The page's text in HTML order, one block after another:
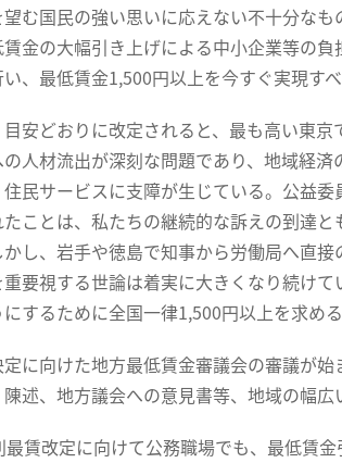
む国民の強い思いに応えない不十分な
金の大幅引き上げによる中小企業等の
、最低賃金1,500円以上を今すぐ実現すべ
安どおりに改定されると、最も高い東
人材流出が深刻な問題であり、地域経
民サービスに支障が生じている。公益
ことは、私たちの継続的な訴えの到達
し、岩手や徳島で知事から労働局へ直
要視する世論は着実に大きくなり続け
するために全国一律1,500円以上を求め
に向けた地方最低賃金審議会の審議が
述、地方議会への意見書等、地域の幅広
賃改定に向けて公務職場でも、最低賃